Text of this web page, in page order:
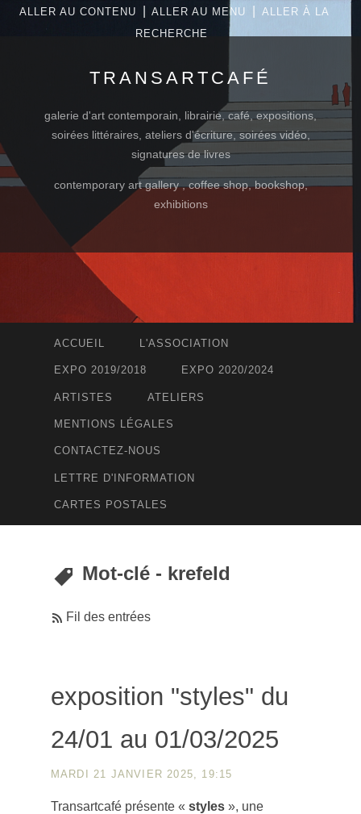
ALLER AU CONTENU ALLER AU MENU
ALLER À LA
RECHERCHE
TRANSARTCAFÉ
galerie d'art contemporain, librairie, café, expositions,
soirées littéraires, ateliers d'écriture, soirées vidéo,
signatures de livres
contemporary art gallery , coffee shop, bookshop,
exhibitions
ACCUEIL L'ASSOCIATION
EXPO 2019/2018 EXPO 2020/2024
ARTISTES ATELIERS
MENTIONS LÉGALES
CONTACTEZ-NOUS
LETTRE D'INFORMATION
CARTES POSTALES
Mot-clé - krefeld
Fil des entrées
exposition "styles" du
24/01 au 01/03/2025
MARDI 21 JANVIER 2025, 19:15
Transartcafé présente « styles», une